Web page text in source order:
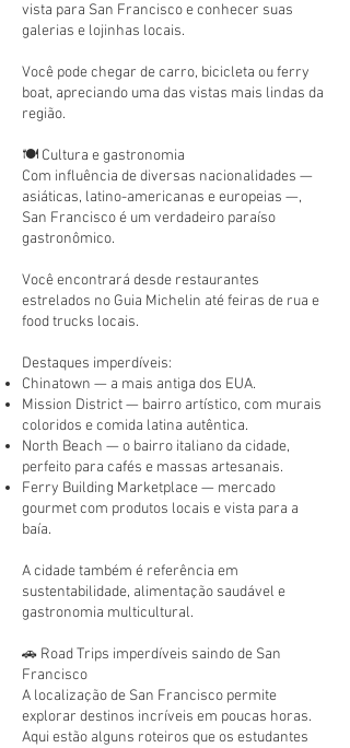
vista para San Francisco e conhecer suas
galerias e lojinhas locais.
Você pode chegar de carro, bicicleta ou ferry
boat, apreciando uma das vistas mais lindas da
região.
🍽️ Cultura e gastronomia
Com influência de diversas nacionalidades —
asiáticas, latino-americanas e europeias —,
San Francisco é um verdadeiro paraíso
gastronômico.
Você encontrará desde restaurantes
estrelados no Guia Michelin até feiras de rua e
food trucks locais.
Destaques imperdíveis:
Chinatown — a mais antiga dos EUA.
Mission District — bairro artístico, com murais
coloridos e comida latina autêntica.
North Beach — o bairro italiano da cidade,
perfeito para cafés e massas artesanais.
Ferry Building Marketplace — mercado
gourmet com produtos locais e vista para a
baía.
A cidade também é referência em
sustentabilidade, alimentação saudável e
gastronomia multicultural.
🚗 Road Trips imperdíveis saindo de San
Francisco
A localização de San Francisco permite
explorar destinos incríveis em poucas horas.
Aqui estão alguns roteiros que os estudantes